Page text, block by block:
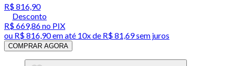
R$ 816,90
Desconto
R$ 669,86no PIX
ou R$ 816,90em até 10x de R$ 81,69 sem juros
COMPRAR AGORA